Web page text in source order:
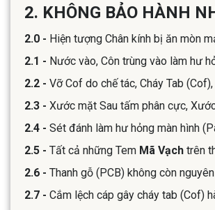
2. KHÔNG BẢO HÀNH
2.0 - Hiện tượng Chân kính bị ăn mòn
2.1 - Nước vào, Côn trùng vào làm hư
2.2 - Vỡ Cof do chế tác, Cháy Tab
2.3 - Xước mặt Sau tấm phân cực,
2.4 - Sét đánh làm hư hỏng màn hình
2.5 - Tất cả những Tem Mã Vạch trên
2.6 - Thanh gỗ (PCB) không còn
2.7 - Cắm lệch cáp gây cháy tab (Cof)